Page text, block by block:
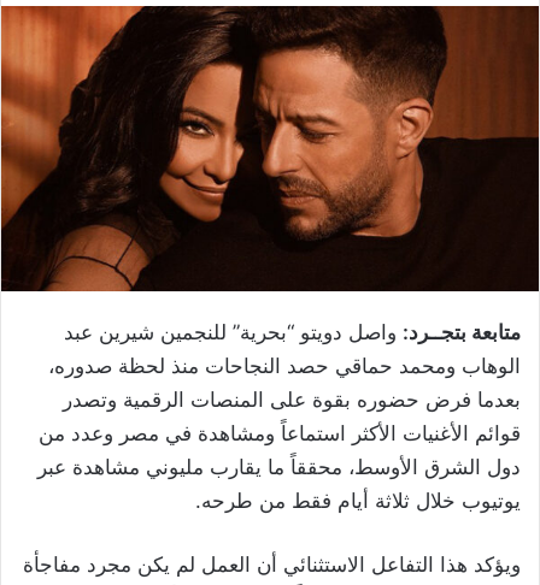
متابعة بتجــرد: واصل دويتو “بحرية” للنجمين شيرين عبد
الوهاب ومحمد حماقي حصد النجاحات منذ لحظة صدوره،
بعدما فرض حضوره بقوة على المنصات الرقمية وتصدر
قوائم الأغنيات الأكثر استماعاً ومشاهدة في مصر وعدد من
دول الشرق الأوسط، محققاً ما يقارب مليوني مشاهدة عبر
يوتيوب خلال ثلاثة أيام فقط من طرحه.
ويؤكد هذا التفاعل الاستثنائي أن العمل لم يكن مجرد مفاجأة